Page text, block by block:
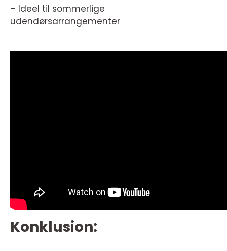
– Ideel til sommerlige
udendørsarrangementer
Konklusion: